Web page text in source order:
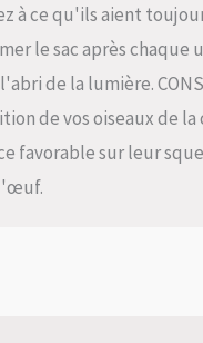
à ce qu'ils aient
le sac après chaque
de la lumière.
de vos oiseaux de
favorable sur leur